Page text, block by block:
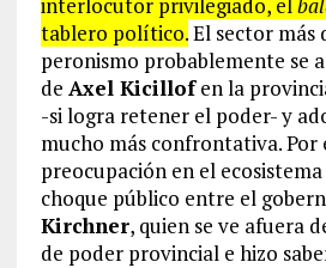
tablero político.El sector más
peronismo probablemente se
de Axel Kicillofen la
-si logra retener el poder- y
mucho más confrontativa. Por
preocupación en el
choque público entre el
Kirchner, quien se ve afuera
de poder provincial e hizo